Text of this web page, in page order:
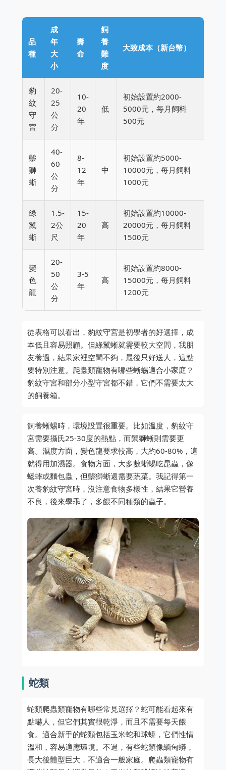
品
種
成
年
大
小
壽
命
飼
養
難
度
大致成本（新台幣）
豹
紋
守
宮
20-
25
公
分
10-
20
年
低
初始設置約2000-
5000元，每月飼料
500元
鬃
獅
蜥
40-
60
公
分
8-
12
年
中
初始設置約5000-
10000元，每月飼料
1000元
綠
鬣
蜥
1.5-
2公
尺
15-
20
年
高
初始設置約10000-
20000元，每月飼料
1500元
變
色
龍
20-
50
公
分
3-5
年
高
初始設置約8000-
15000元，每月飼料
1200元
從表格可以看出，豹紋守宮是初學者的好選擇，成
本低且容易照顧。但綠鬣蜥就需要較大空間，我朋
友養過，結果家裡空間不夠，最後只好送人，這點
要特別注意。爬蟲類寵物有哪些蜥蜴適合小家庭？
豹紋守宮和部分小型守宮都不錯，它們不需要太大
的飼養箱。
飼養蜥蜴時，環境設置很重要。比如溫度，豹紋守
宮需要攝氏25-30度的熱點，而鬃獅蜥則需要更
高。濕度方面，變色龍要求較高，大約60-80%，這
就得用加濕器。食物方面，大多數蜥蜴吃昆蟲，像
蟋蟀或麵包蟲，但鬃獅蜥還需要蔬菜。我記得第一
次養豹紋守宮時，沒注意食物多樣性，結果它營養
不良，後來學乖了，多餵不同種類的蟲子。
蛇類
蛇類爬蟲類寵物有哪些常見選擇？蛇可能看起來有
點嚇人，但它們其實很乾淨，而且不需要每天餵
食。適合新手的蛇類包括玉米蛇和球蟒，它們性情
溫和，容易適應環境。不過，有些蛇類像緬甸蟒，
長大後體型巨大，不適合一般家庭。爬蟲類寵物有